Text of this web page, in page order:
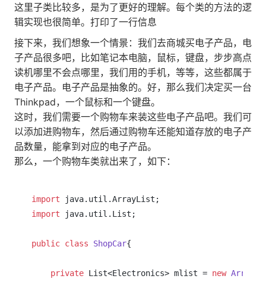
这里子类比较多，是为了更好的理解。每个类的方法的逻
辑实现也很简单。打印了一行信息
接下来，我们想象一个情景：我们去商城买电子产品，电
子产品很多吧，比如笔记本电脑，鼠标，键盘，步步高点
读机哪里不会点哪里，我们用的手机，等等，这些都属于
电子产品。电子产品是抽象的。好，那么我们决定买一台
Thinkpad，一个鼠标和一个键盘。
这时，我们需要一个购物车来装这些电子产品吧。我们可
以添加进购物车，然后通过购物车还能知道存放的电子产
品数量，能拿到对应的电子产品。
那么，一个购物车类就出来了，如下：
import
import java.util.List;
public class ShopCar{
private List<Electronics> mlist = new